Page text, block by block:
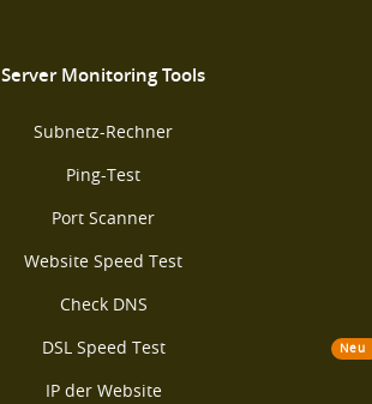
Server Monitoring Tools
Subnetz-Rechner
Ping-Test
Port Scanner
Website Speed Test
Check DNS
DSL Speed Test
Neu
IP der Website